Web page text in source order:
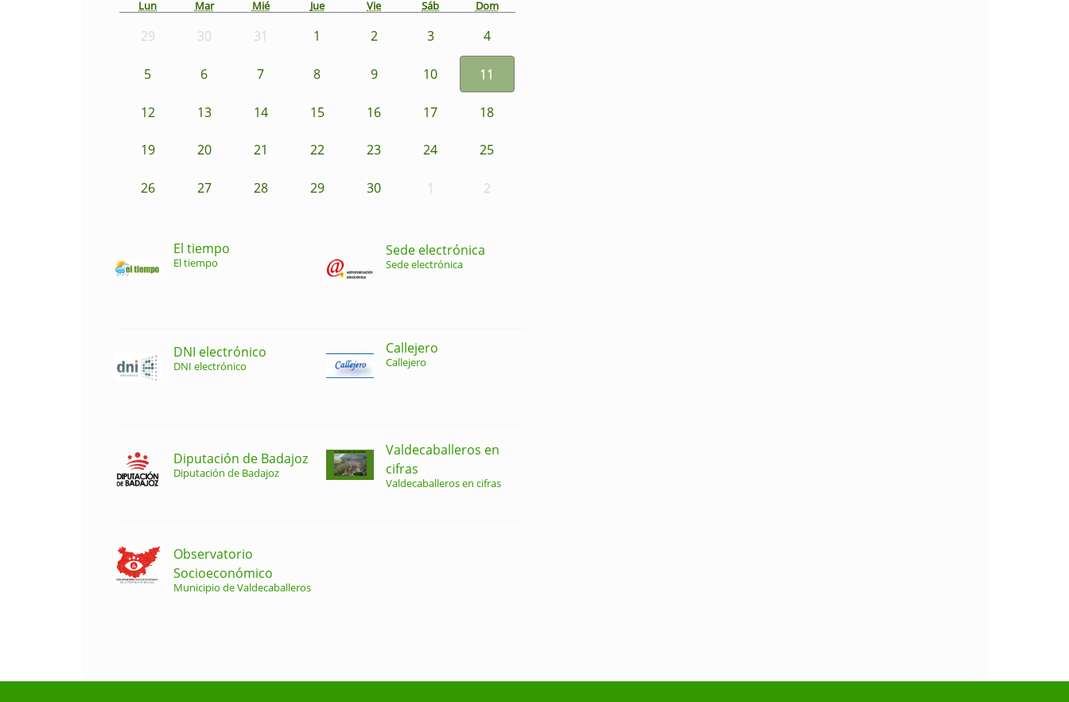
Lun Mar Mié Jue Vie Sáb Dom
29 30 31 1 2 3 4
5 6 7 8 9 10 11
12 13 14 15 16 17 18
19 20 21 22 23 24 25
26 27 28 29 30 1 2
El tiempo
El tiempo
Sede electrónica
Sede electrónica
DNI electrónico
DNI electrónico
Callejero
Callejero
Diputación de Badajoz
Diputación de Badajoz
Valdecaballeros en
cifras
Valdecaballeros en cifras
Observatorio
Socioeconómico
Municipio de Valdecaballeros